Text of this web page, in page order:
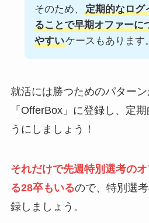
そのため、
定期的なログ
ることで早期オファーに
やすいケースもあります。
就活には勝つためのパターン
「OfferBox」に登録し、定
うにしましょう！
それだけで先週特別選考の
る28卒もいるので、特別選
録しましょう。